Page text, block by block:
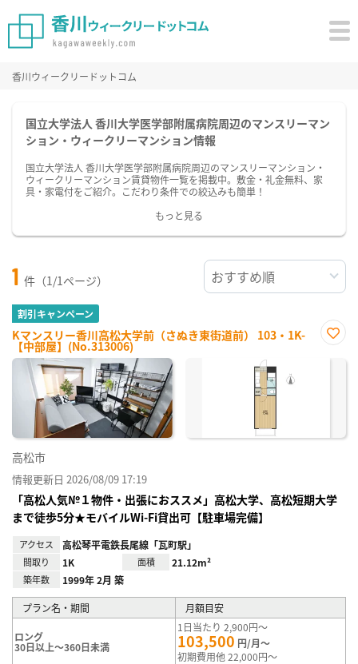
香川ウィークリードットコム
国立大学法人 香川大学医学部附属病院周辺のマンスリーマン
ション・ウィークリーマンション情報
国立大学法人 香川大学医学部附属病院周辺のマンスリーマンション・
ウィークリーマンション賃貸物件一覧を掲載中。敷金・礼金無料、家
具・家電付をご紹介。こだわり条件での絞込みも簡単！
もっと見る
1 件（1/1ページ）
割引キャンペーン
Kマンスリー香川高松大学前（さぬき東街道前） 103・1K-
【中部屋】(No.313006)
に入
高松市
情報更新日 2026/08/09 17:19
「高松人気№１物件・出張におススメ」高松大学、高松短期大学
まで徒歩5分★モバイルWi-Fi貸出可【駐車場完備】
アクセス 高松琴平電鉄長尾線「瓦町駅」
間取り 1K 面積 21.12m²
築年数 1999年 2月 築
プラン名・期間 月額目安
ロング
30日以上～360日未満
1日当たり 2,900円～
103,500 円/月～
初期費用他 22,000円～